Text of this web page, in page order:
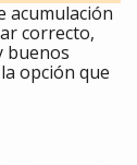
acumulación
correcto,
buenos
opción que